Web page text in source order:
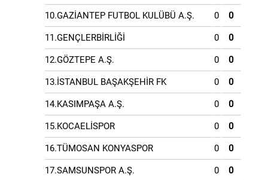
10.GAZİANTEP FUTBOL KULÜBÜ A.Ş. 0 0
11.GENÇLERBİRLİĞİ 0 0
12.GÖZTEPE A.Ş. 0 0
13.İSTANBUL BAŞAKŞEHİR FK 0 0
14.KASIMPAŞA A.Ş. 0 0
15.KOCAELİSPOR 0 0
16.TÜMOSAN KONYASPOR 0 0
17.SAMSUNSPOR A.Ş. 0 0